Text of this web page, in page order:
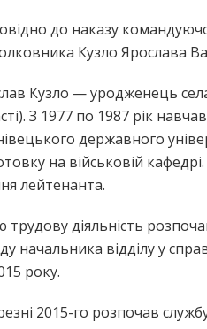
до наказу
Кузло Ярослава
Кузло — уродженець
З 1977 по 1987 рік
державного
на військовій
лейтенанта.
трудову діяльність
начальника відділу у
року.
2015-го розпочав